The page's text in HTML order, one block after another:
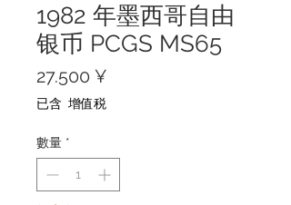
1982 年墨西哥自由
银币 PCGS MS65
27.500 ¥
已含 增值税
數量 *